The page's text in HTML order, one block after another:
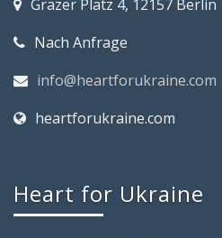
Grazer Platz 4, 12157 Berlin
Nach Anfrage
info@heartforukraine.com
heartforukraine.com
Heart for Ukraine